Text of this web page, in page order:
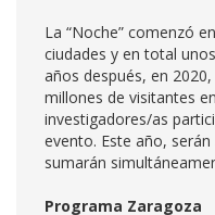
La “Noche” comenzó
ciudades y en total
años después, en
millones de visitantes
investigadores/as
evento. Este año,
sumarán
Programa Zaragoza